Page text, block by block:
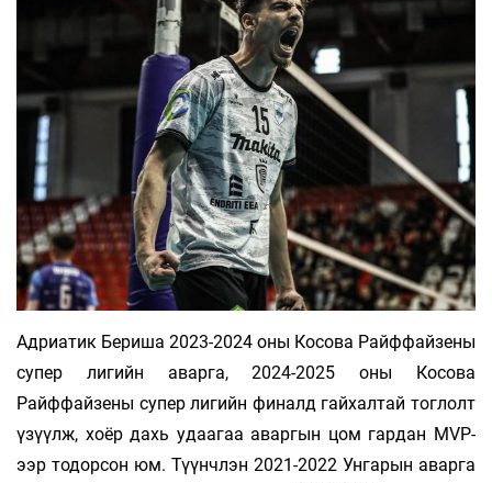
Адриатик Бериша 2023-2024 оны Косова Райффайзены
супер лигийн аварга, 2024-2025 оны Косова
Райффайзены супер лигийн финалд гайхалтай тоглолт
үзүүлж, хоёр дахь удаагаа аваргын цом гардан MVP-
ээр тодорсон юм. Түүнчлэн 2021-2022 Унгарын аварга